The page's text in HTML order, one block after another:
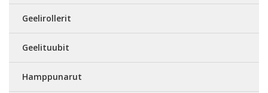
Geelirollerit
Geelituubit
Hamppunarut